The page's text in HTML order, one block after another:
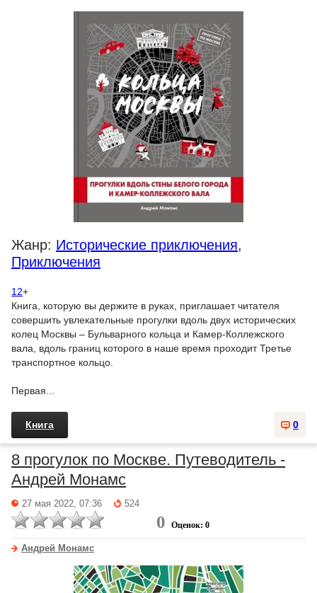
Жанр: Исторические приключения,
Приключения
12+
Книга, которую вы держите в руках, приглашает читателя
совершить увлекательные прогулки вдоль двух исторических
колец Москвы – Бульварного кольца и Камер-Коллежского
вала, вдоль границ которого в наше время проходит Третье
транспортное кольцо.
Первая...
0
Книга
8 прогулок по Москве. Путеводитель -
Андрей Монамс
27 мая 2022, 07:36 524
0 Оценок: 0
Андрей Монамс